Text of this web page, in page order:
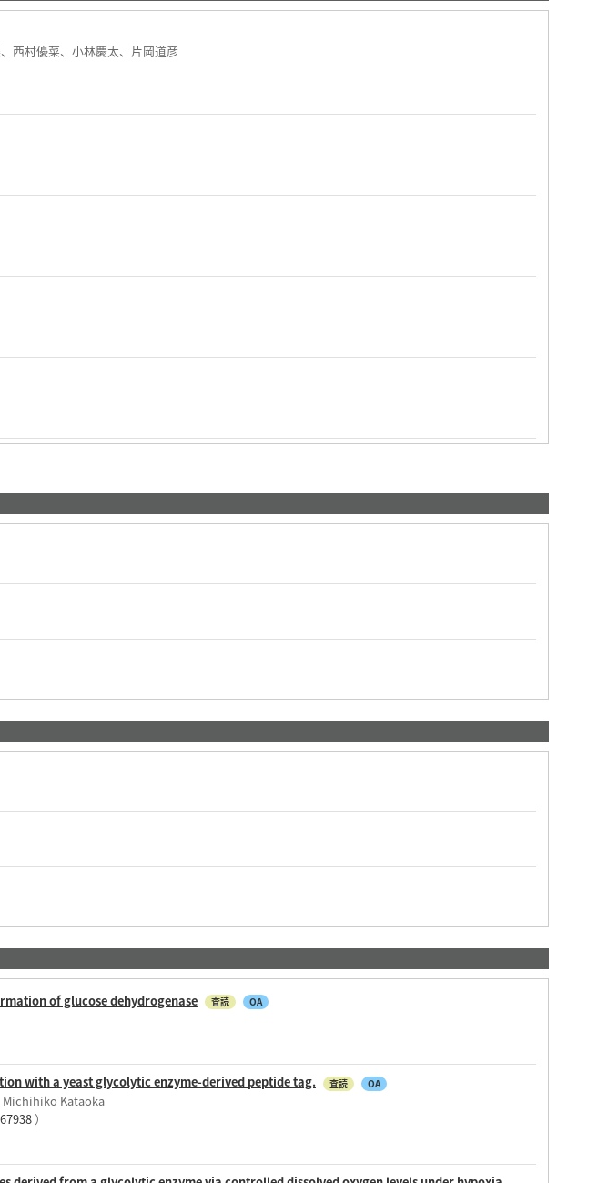
西村優菜、小林慶太、片岡道彦
of glucose dehydrogenase 査読 OA
with a yeast glycolytic enzyme-derived peptide tag. 査読 OA
Michihiko Kataoka
）